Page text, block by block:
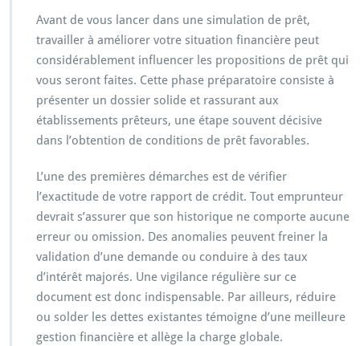
Avant de vous lancer dans une simulation de prêt,
travailler à améliorer votre situation financière peut
considérablement influencer les propositions de prêt qui
vous seront faites. Cette phase préparatoire consiste à
présenter un dossier solide et rassurant aux
établissements prêteurs, une étape souvent décisive
dans l’obtention de conditions de prêt favorables.
L’une des premières démarches est de vérifier
l’exactitude de votre rapport de crédit. Tout emprunteur
devrait s’assurer que son historique ne comporte aucune
erreur ou omission. Des anomalies peuvent freiner la
validation d’une demande ou conduire à des taux
d’intérêt majorés. Une vigilance régulière sur ce
document est donc indispensable. Par ailleurs, réduire
ou solder les dettes existantes témoigne d’une meilleure
gestion financière et allège la charge globale.